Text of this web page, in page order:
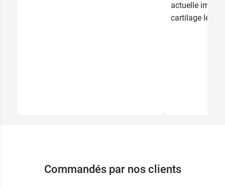
actuelle
cartilage lésé,
Commandés par nos clients